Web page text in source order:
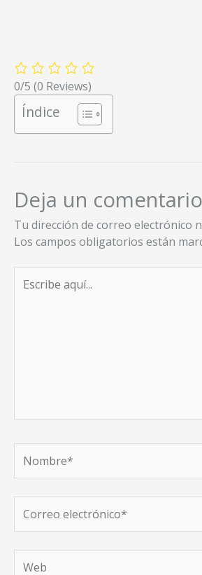
0/5 (0 Reviews)
Índice
Deja un comentario
Tu dirección de correo electrónico
Los campos obligatorios están
aquí...
electrónico*